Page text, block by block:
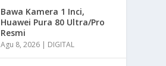
Bawa Kamera 1 Inci,
Huawei Pura 80 Ultra/Pro
Resmi
Agu 8, 2026 | DIGITAL